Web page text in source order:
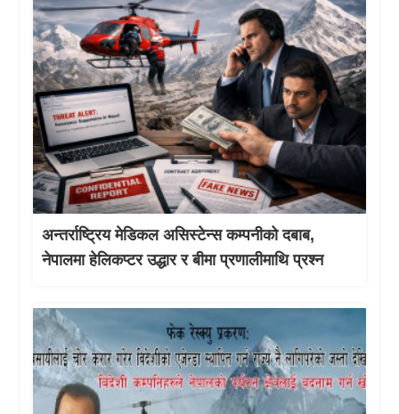
अन्तर्राष्ट्रिय मेडिकल असिस्टेन्स कम्पनीको दबाब,
नेपालमा हेलिकप्टर उद्धार र बीमा प्रणालीमाथि प्रश्न